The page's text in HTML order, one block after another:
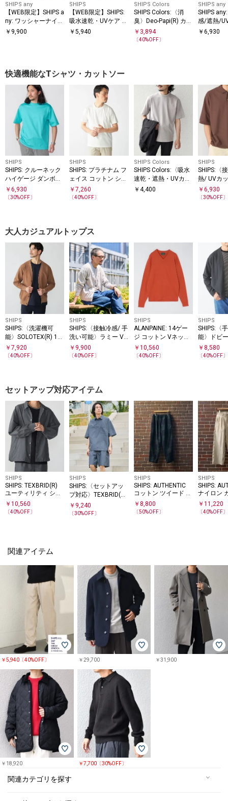
SHIPS any
【WEB限定】SHIPS a
ny: ワッシャーナイロ
ン スピンドル Tシャ
￥ 9,900
SHIPS
【WEB限定】SHIPS:
吸水速乾・UVケア Dr
ymix（R）ワンポイ
￥5,940
SHIPS Colors
SHIPS Colors:〈消
臭〉Deo-Papi(R) カノ
コ ボタンダウン ポロ
シャツ◇
￥ 3,894
〔40%OFF〕
SHIPS any
SHIPS
感/遮熱/
能等〉サ
￥6,930
快適機能なTシャツ・カットソー
SHIPS
SHIPS: クルーネック
ハイゲージ ダンボー
ルニットTシャツ ラ
イト
￥ 6,930
〔30%OFF〕
SHIPS
SHIPS: プラチナム フ
ェイス コットン ショ
ートスリーブ Tシャ
ツ
￥7,260
〔40%OFF〕
SHIPS Colors
SHIPS Colors:〈吸水
速乾・遮熱・UVカッ
ト〉AVANT(R) 3D モ
￥ 4,400
SHIPS
SHIPS:〈
熱/ UVカ
ROSS(R)
ポロシャ
￥6,930
〔30%OFF〕
大人カジュアルトップス
SHIPS
SHIPS:〈洗濯機可
能〉SOLOTEX(R) 12
ゲージ ピケ Vネック
カーディガン
￥ 7,920
〔40%OFF〕
SHIPS
SHIPS:〈接触冷感/ 手
洗い可能〉ラミー V
ネック カーディガン
￥ 9,900
〔40%OFF〕
SHIPS
ALANPAINE: 14ゲー
ジ コットン Vネック
ニット
￥ 10,560
〔40%OFF〕
SHIPS
SHIPS:〈
能〉ドビ
ノーカラ
ガン
￥8,580
〔40%OFF〕
セットアップ対応アイテム
SHIPS
SHIPS: TEXBRID(R)
ユーティリティ シャ
ツ アウター
￥ 10,560
〔40%OFF〕
SHIPS
SHIPS:〈セットアッ
プ対応〉TEXBRID(R)
ユーティリティ プル
オーバー シャツ
￥ 9,240
〔30%OFF〕
SHIPS
SHIPS: AUTHENTIC
コットン ツイード イ
ージーパンツ
￥ 8,800
〔50%OFF〕
SHIPS
SHIPS:
ナイロン
ド パンツ
￥11,220
〔40%OFF〕
関連アイテム
￥5,940〔40%OFF〕 ￥29,700 ￥31,900
￥18,920 ￥7,700〔30%OFF〕
関連カテゴリを探す